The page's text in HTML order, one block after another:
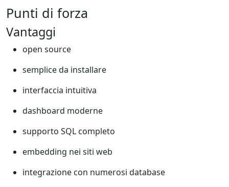
Punti di forza
Vantaggi
open source
semplice da installare
interfaccia intuitiva
dashboard moderne
supporto SQL completo
embedding nei siti web
integrazione con numerosi database